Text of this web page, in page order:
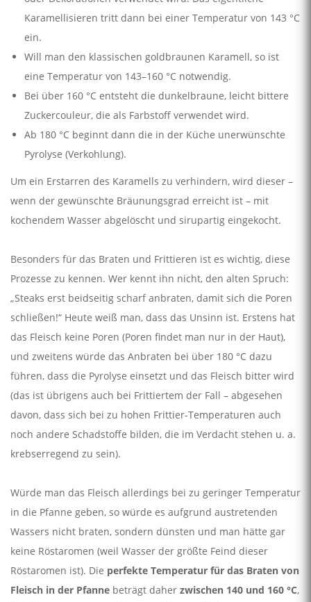
Karamellisieren tritt dann bei einer Temperatur von 143 °C
ein.
Will man den klassischen goldbraunen Karamell, so ist
eine Temperatur von 143–160 °C notwendig.
Bei über 160 °C entsteht die dunkelbraune, leicht bittere
Zuckercouleur, die als Farbstoff verwendet wird.
Ab 180 °C beginnt dann die in der Küche unerwünschte
Pyrolyse (Verkohlung).
Um ein Erstarren des Karamells zu verhindern, wird dieser –
wenn der gewünschte Bräunungsgrad erreicht ist – mit
kochendem Wasser abgelöscht und sirupartig eingekocht.
Besonders für das Braten und Frittieren ist es wichtig, diese
Prozesse zu kennen. Wer kennt ihn nicht, den alten Spruch:
„Steaks erst beidseitig scharf anbraten, damit sich die Poren
schließen!“ Heute weiß man, dass das Unsinn ist. Erstens hat
das Fleisch keine Poren (Poren findet man nur in der Haut),
und zweitens würde das Anbraten bei über 180 °C dazu
führen, dass die Pyrolyse einsetzt und das Fleisch bitter wird
(das ist übrigens auch bei Frittiertem der Fall – abgesehen
davon, dass sich bei zu hohen Frittier-Temperaturen auch
noch andere Schadstoffe bilden, die im Verdacht stehen u. a.
krebserregend zu sein).
Würde man das Fleisch allerdings bei zu geringer Temperatur
in die Pfanne geben, so würde es aufgrund austretenden
Wassers nicht braten, sondern dünsten und man hätte gar
keine Röstaromen (weil Wasser der größte Feind dieser
Röstaromen ist). Die perfekte Temperatur für das Braten von
Fleisch in der Pfanne beträgt daher zwischen 140 und 160 °C,